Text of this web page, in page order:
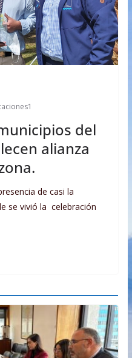
del
alianza
de casi la
se vivió la celebración